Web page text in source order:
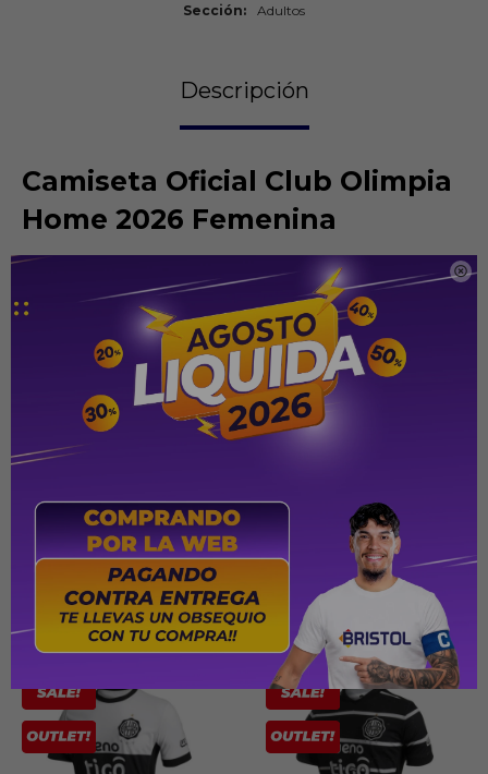

Sección Adultos
Descripción
Camiseta Oficial Club Olimpia
Home 2026 Femenina
Confeccionada en un tejido técnico liviano y respirable,
garantiza frescura y libertad de movimiento en todo
momento. El diseño mantiene el icónico color blanco del
Olimpia, acompañado por una elegante franja frontal negra
con patrón cuadriculado que aporta un aspecto
contemporáneo y distintivo. El escudo oficial del club destaca
en el pecho, junto a la estrella dorada y tres estrellas plateadas
que celebran los mayores logros internacionales de la
PRODUCTOS QUE TE PUEDEN INTERESAR